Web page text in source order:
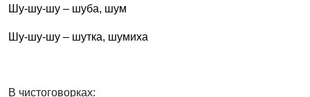
Шу-шу-шу – шуба, шум
Шу-шу-шу – шутка, шумиха
В чистоговорках: